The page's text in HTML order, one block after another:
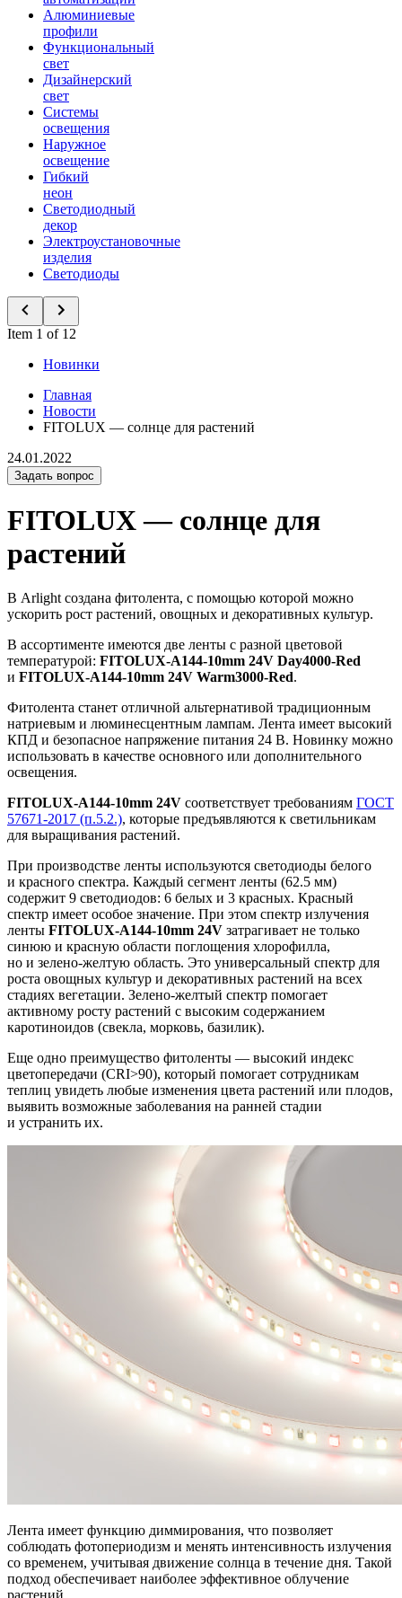
Алюминиевые
профили
Функциональный
свет
Дизайнерский
свет
Системы
освещения
Наружное
освещение
Гибкий
неон
Светодиодный
декор
Электроустановочные
изделия
Светодиоды
Item 1 of 12
Новинки
Главная
Новости
FITOLUX — солнце для растений
24.01.2022
Задать вопрос
FITOLUX — солнце для
растений
В Arlight создана фитолента, с помощью которой можно
ускорить рост растений, овощных и декоративных культур.
В ассортименте имеются две ленты с разной цветовой
температурой: FITOLUX-A144-10mm 24V Day4000-Red
и FITOLUX-A144-10mm 24V Warm3000-Red.
Фитолента станет отличной альтернативой традиционным
натриевым и люминесцентным лампам. Лента имеет высокий
КПД и безопасное напряжение питания 24 В. Новинку можно
использовать в качестве основного или дополнительного
освещения.
FITOLUX-A144-10mm 24V соответствует требованиям ГОСТ
57671-2017 (п.5.2.), которые предъявляются к светильникам
для выращивания растений.
При производстве ленты используются светодиоды белого
и красного спектра. Каждый сегмент ленты (62.5 мм)
содержит 9 светодиодов: 6 белых и 3 красных. Красный
спектр имеет особое значение. При этом спектр излучения
ленты FITOLUX-A144-10mm 24V затрагивает не только
синюю и красную области поглощения хлорофилла,
но и зелено-желтую область. Это универсальный спектр для
роста овощных культур и декоративных растений на всех
стадиях вегетации. Зелено-желтый спектр помогает
активному росту растений с высоким содержанием
каротиноидов (свекла, морковь, базилик).
Еще одно преимущество фитоленты — высокий индекс
цветопередачи (CRI>90), который помогает сотрудникам
теплиц увидеть любые изменения цвета растений или плодов,
выявить возможные заболевания на ранней стадии
и устранить их.
Лента имеет функцию диммирования, что позволяет
соблюдать фотопериодизм и менять интенсивность излучения
со временем, учитывая движение солнца в течение дня. Такой
подход обеспечивает наиболее эффективное облучение
растений.